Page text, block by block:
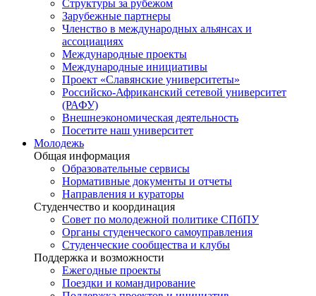
Структуры за рубежом
Зарубежные партнеры
Членство в международных альянсах и
ассоциациях
Международные проекты
Международные инициативы
Проект «Славянские университеты»
Российско-Африканский сетевой университет
(РАФУ)
Внешнеэкономическая деятельность
Посетите наш университет
Молодежь
Общая информация
Образовательные сервисы
Нормативные документы и отчеты
Направления и кураторы
Студенчество и координация
Совет по молодежной политике СПбПУ
Органы студенческого самоуправления
Студенческие сообщества и клубы
Поддержка и возможности
Ежегодные проекты
Поездки и командирование